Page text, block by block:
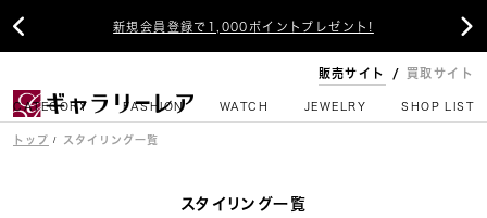
新規会員登録で1,000ポイントプレゼント!
 
販売サイト 買取サイト
CATEGORY FASHION WATCH JEWELRY SHOP LIST
トップ スタイリング一覧
スタイリング一覧